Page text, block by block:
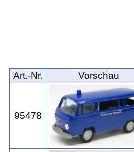
Art.‑Nr. Vorschau
95478